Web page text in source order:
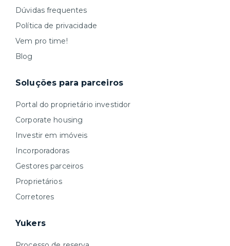
Dúvidas frequentes
Política de privacidade
Vem pro time!
Blog
Soluções para parceiros
Portal do proprietário investidor
Corporate housing
Investir em imóveis
Incorporadoras
Gestores parceiros
Proprietários
Corretores
Yukers